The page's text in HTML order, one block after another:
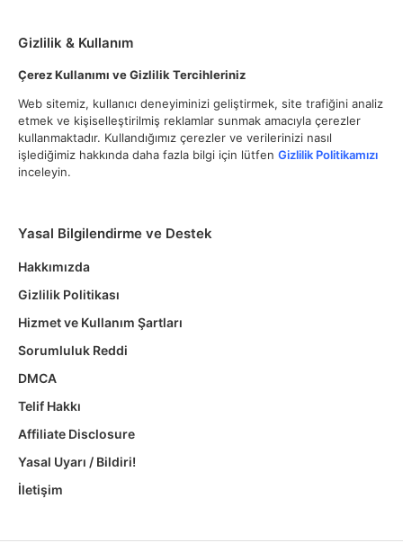
Gizlilik & Kullanım
Çerez Kullanımı ve Gizlilik Tercihleriniz
Web sitemiz, kullanıcı deneyiminizi geliştirmek, site trafiğini analiz
etmek ve kişiselleştirilmiş reklamlar sunmak amacıyla çerezler
kullanmaktadır. Kullandığımız çerezler ve verilerinizi nasıl
işlediğimiz hakkında daha fazla bilgi için lütfen Gizlilik Politikamızı
inceleyin.
Yasal Bilgilendirme ve Destek
Hakkımızda
Gizlilik Politikası
Hizmet ve Kullanım Şartları
Sorumluluk Reddi
DMCA
Telif Hakkı
Affiliate Disclosure
Yasal Uyarı / Bildiri!
İletişim